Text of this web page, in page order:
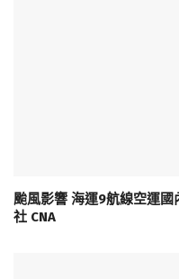
颱風影響 海運9航線空運
社 CNA